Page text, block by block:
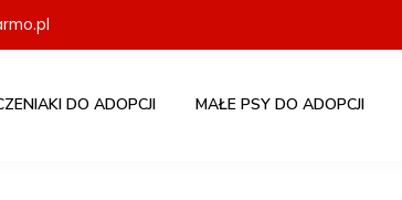
DO ADOPCJI MAŁE PSY DO ADOPCJI